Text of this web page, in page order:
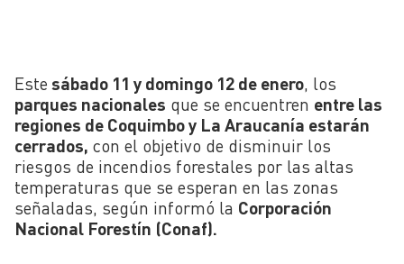
Este sábado 11 y domingo 12 de enero , los
parques nacionales que se encuentren entre las
regiones de Coquimbo y La Araucanía estarán
cerrados, con el objetivo de disminuir los
riesgos de incendios forestales por las altas
temperaturas que se esperan en las zonas
señaladas, según informó la Corporación
Nacional Forestín (Conaf).